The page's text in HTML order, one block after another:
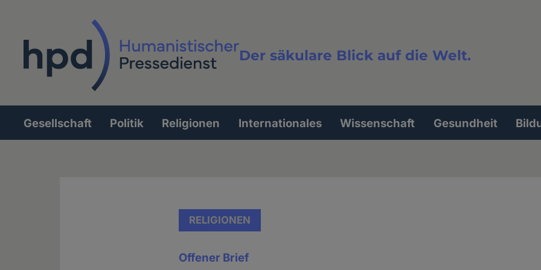
Der säkulare Blick auf die Welt.
Volltextsuche
Hauptnavigation
Gesellschaft Politik Religionen Internationales Wissenschaft Gesundheit
RELIGIONEN
Offener Brief